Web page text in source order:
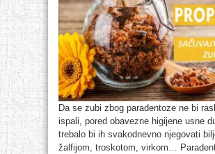
Da se zubi zbog paradentoze ne bi
ispali, pored obavezne higijene usne
trebalo bi ih svakodnevno njegovati
žalfijom, troskotom, virkom…